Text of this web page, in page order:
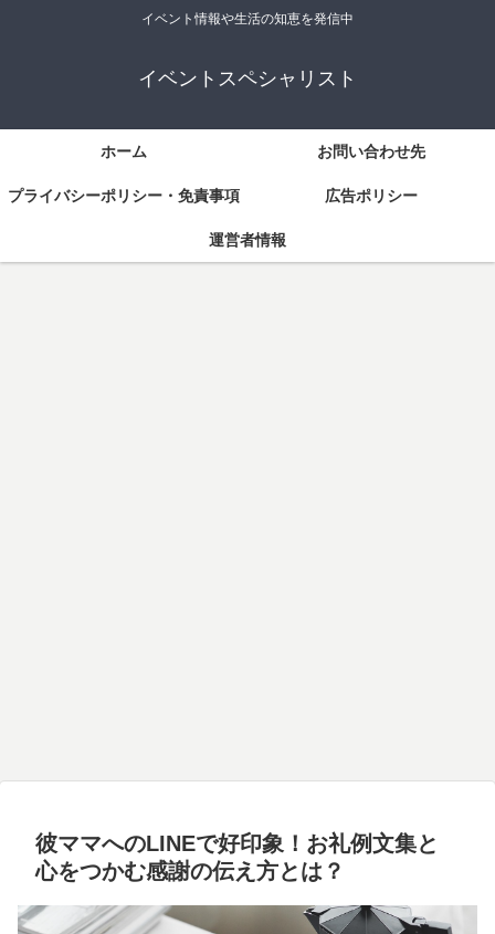
イベント情報や生活の知恵を発信中
イベントスペシャリスト
ホーム お問い合わせ先
プライバシーポリシー・免責事項 広告ポリシー
運営者情報
彼ママへのLINEで好印象！お礼例文集と
心をつかむ感謝の伝え方とは？